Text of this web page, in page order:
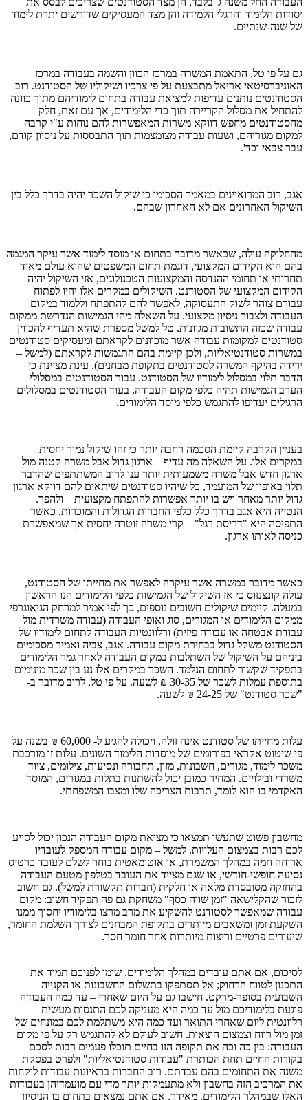
יסודות הלימוד והרגלי הלמידה והן מצד המעסיקים שדורשים יתרת לימוד
של שנה-שנתיים.
גם על פי טל, התאמת המשרה במרכז הכוון והשמה בעבודה במרכז
האוניברסיטאי אריאל מתבצעת על פי צרכיו ושיקוליו של הסטודנט. רוב
הסטודנטים נותנים עדיפות למציאת עבודה בתחום לימודיהם מתוך כוונה
להתחיל את מסלול הקריירה תוך כדי הלימודים, אך עם זאת, חלק
מהסטודנטים מחפש דווקא משרות המאפשרות להם נוחות ע"י קרבה
למקום מגוריהם, ושעות עבודה מצומצמות תוך התבססות על ניסיון קודם,
עבר צבאי וכד'.
אגב, רוב המרואיינים במאמר הסכימו כי שיקול השכר יהיה בדרך כלל בין
השיקול האחרונים אם לא האחרון שבהם.
מהחלוקה עולה, שכאשר מדובר בתחום או מוסד לימוד אשר עיקר המגמה
בהם הוא הקידום המקצועי, דוגמת תחום המשפטים שהוא עולם מאוד
תחרותי או תחומי ההנדסה והמקצועות הטכנולוגים, אזי השיקול יהיה
הקידום המקצועי של הסטודנט. השיקולים במקרים אלו יהיו לפתוח
עבורם צוהר לשוק התעסוקה, לאפשר להם להתפתח וללמוד במקום
העבודה ולצבור ניסיון מקצועי. על השאלה מהי הגמישות הנדרשת ממקום
עבודה שכזה התשובות מגוונות. טל למשל מספרת שהיא תעדיף להכווין
סטודנטים למקומות עבודה אשר מוכוונים לקראתם ומעסיקים סטודנטים
במשרות סטודנטיאליות, ולכן קיימת בהם התגמשות לקראתם (למשל –
ירידה בהיקף המשרה לסטודנטים בתקופת מבחנים). עינת מציינת כי
הדבר תלוי במסלול לימודיו של הסטודנט. עבור הסטודנטים במסלולי
הערב הגמישות תהיה כלפי מקום העבודה, בעוד הסטודנטים במסלולים
הרגילים יעדיפו להתגמש כלפי מוסד הלימודים.
בעניין הקרבה קיימת הסכמה רחבה יותר כי זהו שיקול נמוך יחסית
במקרים אלו. על השאלה מה עדיף – ארגון גדול אבל משרה קטנה מול
ארגון חדש אבל משרה משמעותית יותר ענו לרוב המשתתפים שהדבר
תלוי באופיו של המועמד, כל שיהיו סטודנטים שיתאים להם דווקא ארגון
גדול יותר מאחר ויש בו יותר אפשרות להתפתח מקצועית – ולהפך.
הנטייה היא אגב בדרך כלל כלפי החברות הגדולות והמוכרות, כאשר
התפיסה היא "דריסת רגל" – קרי משרה זוטרה יחסית אך שמאפשרת
כניסה לאותו ארגון.
כאשר מדובר במשרה אשר עיקרה לאפשר את מחייתו של הסטודנט,
עולה קונצנזוס כי אז השיקול של הגמישות כלפי הלימודים הנו הראשון
במעלה. קיימים שיקולים חשובים נוספים, כך לפי אמיר למרחק הגיאוגרפי
ממקום הלימודים או המגורים, סוג ואופי העבודה (עבודה משרדית מול
עבודת אבטחה או עבודה פיזית) ורלוונטיות העבודה לתחום לימודיו של
הסטודנט משקל גדול בבחירת מקום עבודה. אגב, צביה ואמיר מסכימים
ביניהם על השיקול של השתלבות במקום העבודה לאחר גמר הלימודים
בתפקיד שקשור לתחום הנלמד. השכר במקרים אלו נע בין שכר מינימום
בתוספת עמלות לשכר של 30-35 ₪ לשעה. על פי טל, לרוב מדובר ב-
"שכר סטודנט" של 24-25 ₪ לשעה.
עלות מחייתו של סטודנט אינה זולה, ויכולה להגיע ל- 60,000 ₪ בשנה על
פי שיטוט אקראי בפורומים של מוסדות הלימוד השונים. עלות זו מורכבת
משכר לימוד, מגורים, חשבונות, מזון, תחבורה ונסיעות, צילומים, ציוד
משרדי ובילויים. המחיר כמובן יכול להשתנות בתלות במגורים, המוסד
האקדמי בו הוא לומד, תרבות הצריכה שלו ומצבו המשפחתי.
מחשבון פשוט שתעשו תמצאו כי מציאת מקום העבודה הנכון יכול לסייע
לכם רבות בצמצום העלויות. למשל – מקום עבודה המספק לעובדיו
ארוחה חמה במהלך המשמרת, או אוטומאטית בוחר לשלם לעובד כרטיס
נסיעה חופשי-חודשי, או שגם מצייד את העובד בטלפון מטעם העבודה
בהחזקה מסובסדת מלאה או חלקית (חברות תקשורת למשל). גם חשוב
לזכור שהקלישאה "זמן שווה כסף" משחקת גם פה תפקיד חשוב: מקום
עבודה שמאפשר לסטודנט להשקיע את מרב מרצו בלימודיו יחסוך ממנו
השקעת זמן ומשאבים מיותרים בתקופת המבחנים לצורך השלמת החומר,
שיעורים פרטיים וריצות מיותרות אחר חומר חסר.
לסיכום, אם אתם עובדים במהלך הלימודים, שימו לפניכם תמיד את
התכנון לטווח הרחוק; אל תסתפקו בתשלום החשבונות או הקנייה
השבועית בסופר-מרקט. חישבו גם על היום שאחרי – עד כמה העבודה
פוגעת בלימודיכם מול עד כמה היא מעניקה לכם התנסות מעשית
רלוונטית ליום שאחרי התואר ועד כמה היא משתלמת לכם במונחים של
זמן מול רווח וצמצום הוצאות. חשוב לעולם לא להתגמש רק על פי מקום
העבודה: בין כה וכה את תקופה הזו בחיים תוכלו פעמים רבות לסכם
בקורות החיים תחת הכותרת "עבודות סטודנטיאליות" ולפרט בפסקת
משנה את התחומים בהם עבדתם. רוב החברות בראיונות עבודות לוקחות
את המרכיב הזה בחשבון ולא מתעמקות יותר מדי עם מועמדיהן בעבודות
האלו שבמהלך הלימודים. מאידך, אם אתם נמצאים בתחום בו הניסיון